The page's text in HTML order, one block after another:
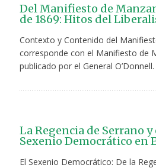
Del Manifiesto de
de 1869: Hitos del
Contexto y Contenido del
corresponde con el Manifiesto de
publicado por el General O’Donnell.
La Regencia de Serrano
Sexenio Democrático en
El Sexenio Democrático: De la